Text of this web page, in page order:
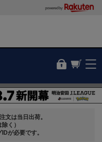
powered by
文は当日出荷。
く）
が必要です。